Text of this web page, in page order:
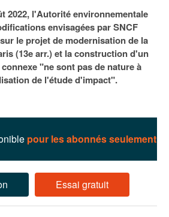
Paris
2022, l'Autorité environnementale
envisagées par SNCF
le projet de modernisation de la
(13e arr.) et la construction d'un
"ne sont pas de nature à
de l'étude d'impact".
pour les abonnés seulement
Essai gratuit